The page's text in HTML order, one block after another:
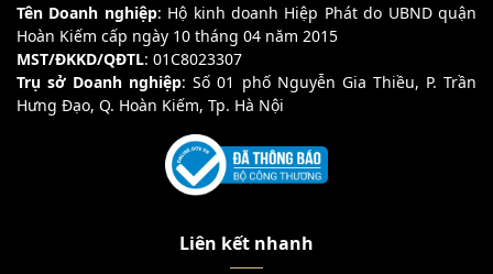
Tên Doanh nghiệp: Hộ kinh doanh Hiệp Phát do UBND quận
Hoàn Kiếm cấp ngày 10 tháng 04 năm 2015
MST/ĐKKD/QĐTL: 01C8023307
Trụ sở Doanh nghiệp: Số 01 phố Nguyễn Gia Thiều, P. Trần
Hưng Đạo, Q. Hoàn Kiếm, Tp. Hà Nội
Liên kết nhanh